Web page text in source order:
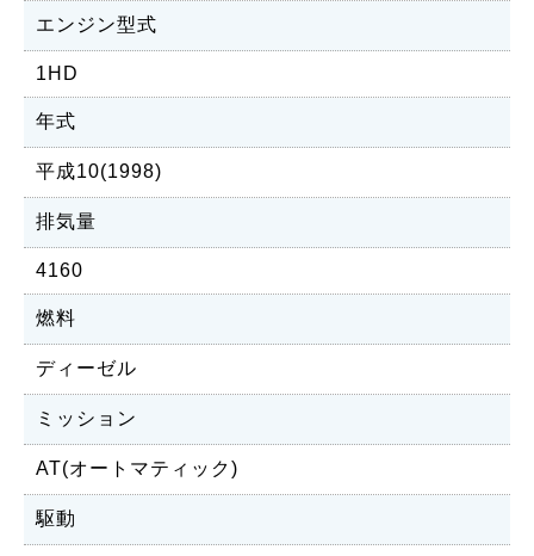
エンジン型式
1HD
年式
平成10(1998)
排気量
4160
燃料
ディーゼル
ミッション
AT(オートマティック)
駆動